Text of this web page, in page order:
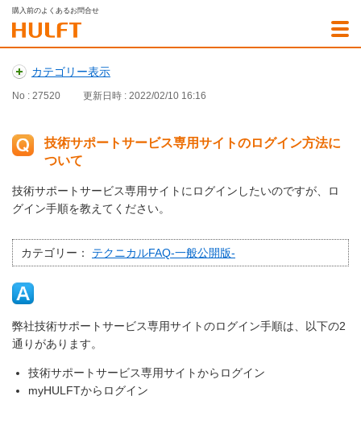
購入前のよくあるお問合せ
カテゴリー表示
No : 27520 更新日時 : 2022/02/10 16:16
技術サポートサービス専用サイトのログイン方法に
ついて
技術サポートサービス専用サイトにログインしたいのですが、ロ
グイン手順を教えてください。
カテゴリー： テクニカルFAQ-一般公開版-
弊社技術サポートサービス専用サイトのログイン手順は、以下の2
通りがあります。
技術サポートサービス専用サイトからログイン
myHULFTからログイン